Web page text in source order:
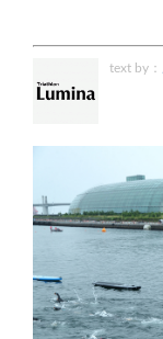
text by：